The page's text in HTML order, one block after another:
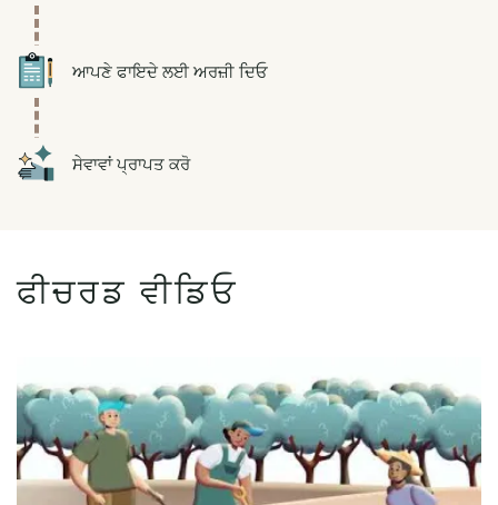
Icon ਆਪਣੇ ਫਾਇਦੇ ਲਈ ਅਰਜ਼ੀ ਦਿਓ
Icon ਸੇਵਾਵਾਂ ਪ੍ਰਾਪਤ ਕਰੋ
ਫੀਚਰਡ ਵੀਡਿਓ